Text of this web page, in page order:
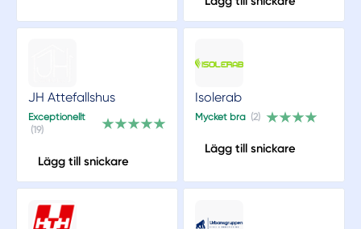
JH Attefallshus
Exceptionellt
(19)
Lägg till snickare
Isolerab
Mycket bra (2)
Lägg till snickare